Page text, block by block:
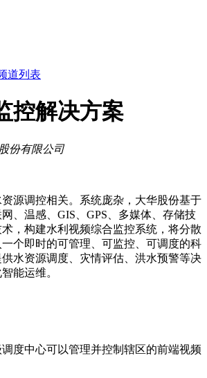
道列表
控解决方案
份有限公司
源调控相关。系统庞杂，大华股份基于
、温感、GIS、GPS、多媒体、存储技
，构建水利视频综合监控系统，将分散
个即时的可管理、可监控、可调度的科
水资源调度、灾情评估、洪水预警等决
能运维。
度中心可以管理并控制辖区的前端视频